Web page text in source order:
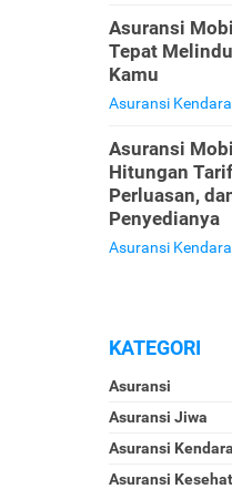
Asuransi
Tepat
Kamu
Asuransi
Asuransi
Hitungan
Perluasan,
Penyedianya
Asuransi
KATEGORI
Asuransi
Asuransi Jiwa
Asuransi
Asuransi